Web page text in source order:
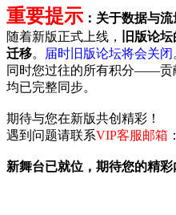
重要提示 ：关于数据与
随着新版正式上线，
旧版论
迁移。 届时旧版论坛将会关闭
同时您过往的所有积分——贡
均已完整同步。
期待与您在新版共创精彩！
遇到问题请联系VIP客服邮箱 ：
新舞台已就位，期待您的精彩